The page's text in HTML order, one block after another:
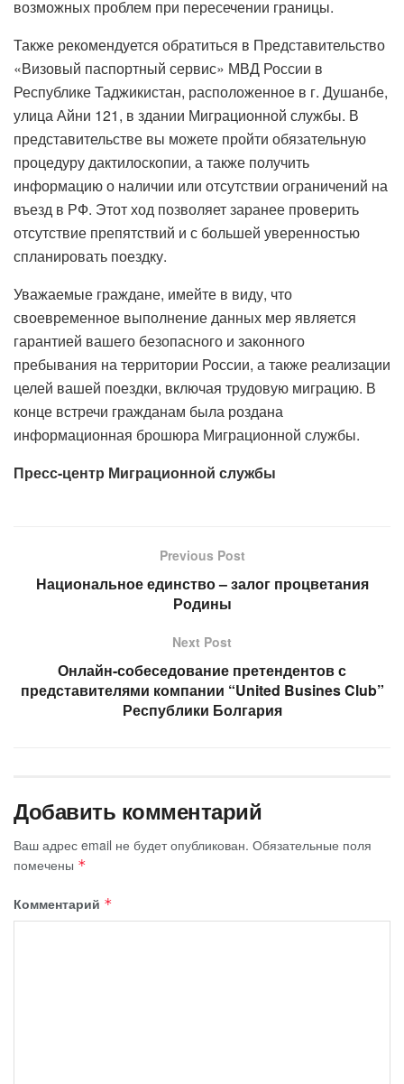
возможных проблем при пересечении границы.
Также рекомендуется обратиться в Представительство
«Визовый паспортный сервис» МВД России в
Республике Таджикистан, расположенное в г. Душанбе,
улица Айни 121, в здании Миграционной службы. В
представительстве вы можете пройти обязательную
процедуру дактилоскопии, а также получить
информацию о наличии или отсутствии ограничений на
въезд в РФ. Этот ход позволяет заранее проверить
отсутствие препятствий и с большей уверенностью
спланировать поездку.
Уважаемые граждане, имейте в виду, что
своевременное выполнение данных мер является
гарантией вашего безопасного и законного
пребывания на территории России, а также реализации
целей вашей поездки, включая трудовую миграцию. В
конце встречи гражданам была роздана
информационная брошюра Миграционной службы.
Пресс-центр Миграционной службы
Previous Post
Национальное единство – залог процветания
Родины
Next Post
Онлайн-собеседование претендентов с
представителями компании “United Busines Club”
Республики Болгария
Добавить комментарий
Ваш адрес email не будет опубликован. Обязательные поля
помечены *
Комментарий *